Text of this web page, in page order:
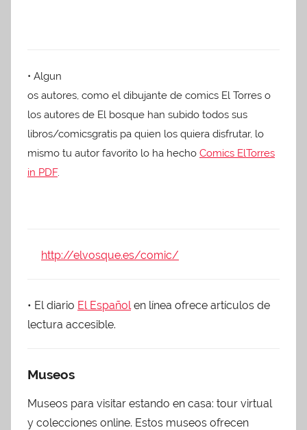
• Algun
os autores, como el dibujante de comics El Torres o
los autores de El bosque han subido todos sus
libros/comicsgratis pa quien los quiera disfrutar, lo
mismo tu autor favorito lo ha hecho Comics ElTorres
in PDF.
http://elvosque.es/comic/
• El diario El Español en línea ofrece artículos de
lectura accesible.
Museos
Museos para visitar estando en casa: tour virtual
y colecciones online. Estos museos ofrecen